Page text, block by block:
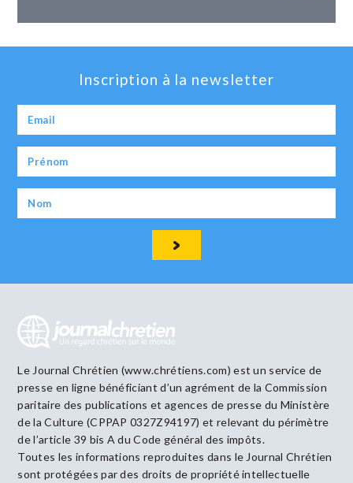
Inscription à la newsletter
Le Journal Chrétien (www.chrétiens.com) est un service de
presse en ligne bénéficiant d’un agrément de la Commission
paritaire des publications et agences de presse du Ministère
de la Culture (CPPAP 0327Z94197) et relevant du périmètre
de l’article 39 bis A du Code général des impôts.
Toutes les informations reproduites dans le Journal Chrétien
sont protégées par des droits de propriété intellectuelle